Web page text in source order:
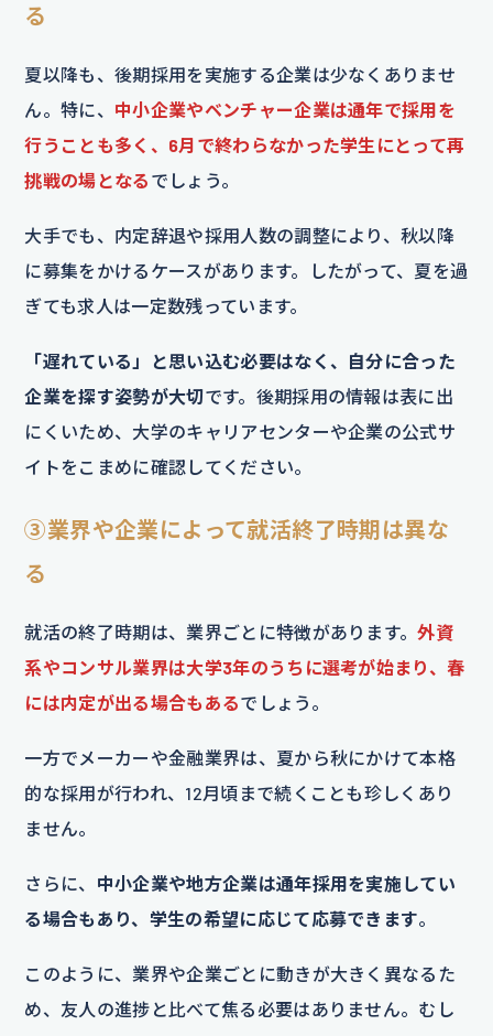
る
夏以降も、後期採用を実施する企業は少なくありませ
ん。特に、 中小企業やベンチャー企業は通年で採用を
行うことも多く、6月で終わらなかった学生にとって再
挑戦の場となる でしょう。
大手でも、内定辞退や採用人数の調整により、秋以降
に募集をかけるケースがあります。したがって、夏を過
ぎても求人は一定数残っています。
「遅れている」と思い込む必要はなく、自分に合った
企業を探す姿勢が大切です。後期採用の情報は表に出
にくいため、大学のキャリアセンターや企業の公式サ
イトをこまめに確認してください。
③業界や企業によって就活終了時期は異な
る
就活の終了時期は、業界ごとに特徴があります。外資
系やコンサル業界は大学3年のうちに選考が始まり、春
には内定が出る場合もあるでしょう。
一方でメーカーや金融業界は、夏から秋にかけて本格
的な採用が行われ、12月頃まで続くことも珍しくあり
ません。
さらに、 中小企業や地方企業は通年採用を実施してい
る場合もあり、学生の希望に応じて応募できます。
このように、業界や企業ごとに動きが大きく異なるた
め、友人の進捗と比べて焦る必要はありません。むし